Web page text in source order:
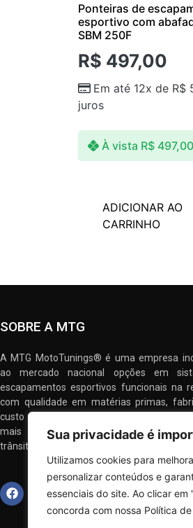
Sua privacidade é
Utilizamos cookies para
personalizar conteúdos e
essenciais do site. Ao clicar
concorda com nossa Política
Ponteiras de
esportivo com
SBM 250F
R$ 497,00
Em até 12x de R$
juros
À vista R$497,00
ADICIONAR AO
CARRINHO
SOBRE A MTG
A MTG MotoTunings® é uma empresa
ao mercado nacional opções em
escapamentos esportivos funcionais na
com qualidade em matérias primas,
custo acessível com excelente
mais prazer na pilotagem, e
trânsito.